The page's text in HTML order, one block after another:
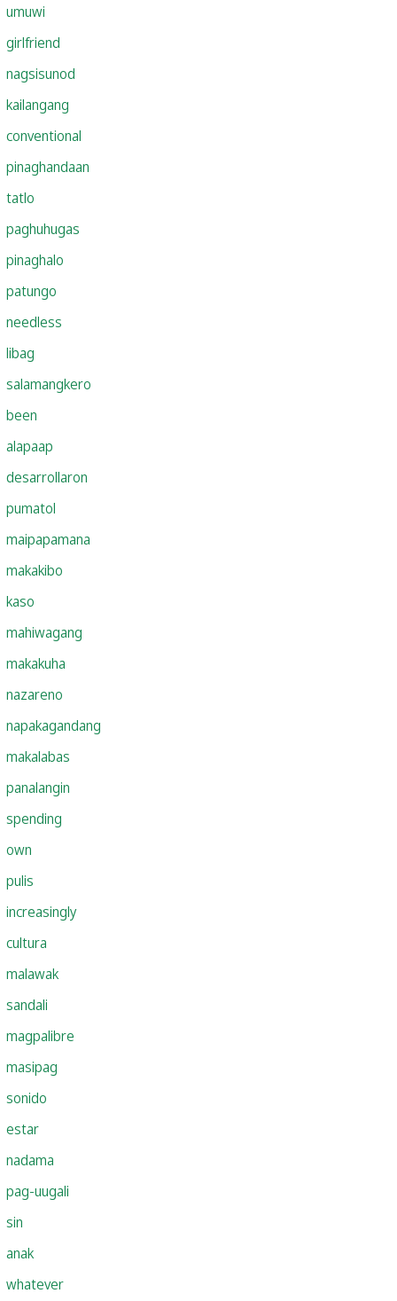
umuwi
girlfriend
nagsisunod
kailangang
conventional
pinaghandaan
tatlo
paghuhugas
pinaghalo
patungo
needless
libag
salamangkero
been
alapaap
desarrollaron
pumatol
maipapamana
makakibo
kaso
mahiwagang
makakuha
nazareno
napakagandang
makalabas
panalangin
spending
own
pulis
increasingly
cultura
malawak
sandali
magpalibre
masipag
sonido
estar
nadama
pag-uugali
sin
anak
whatever